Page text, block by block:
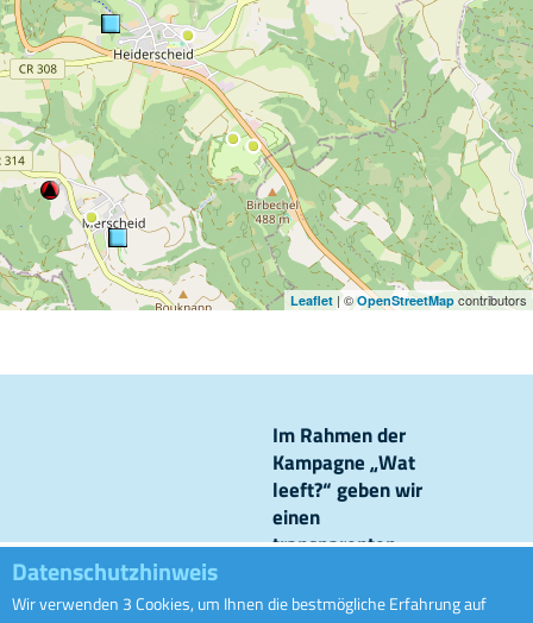
Leaflet | © OpenStreetMapcontributors
Datenschutzhinweis
Wir verwenden 3 Cookies, um Ihnen die bestmögliche Erfahrung auf
Im Rahmen der
Kampagne „Wat
leeft?“ geben wir
einen
transparenten
Kanalisationsnetze